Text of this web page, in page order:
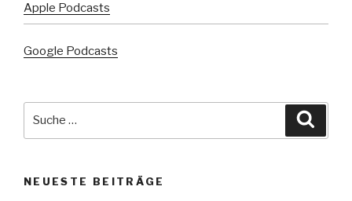
Apple Podcasts
Google Podcasts
NEUESTE BEITRÄGE